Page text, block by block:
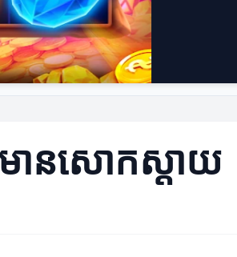
ត៌មានសោកស្តាយ